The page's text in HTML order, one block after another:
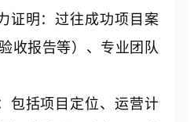
证明：过往成功项目案
收报告等）、专业团队
包括项目定位、运营计